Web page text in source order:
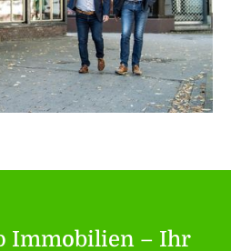
Immobilien – Ihr